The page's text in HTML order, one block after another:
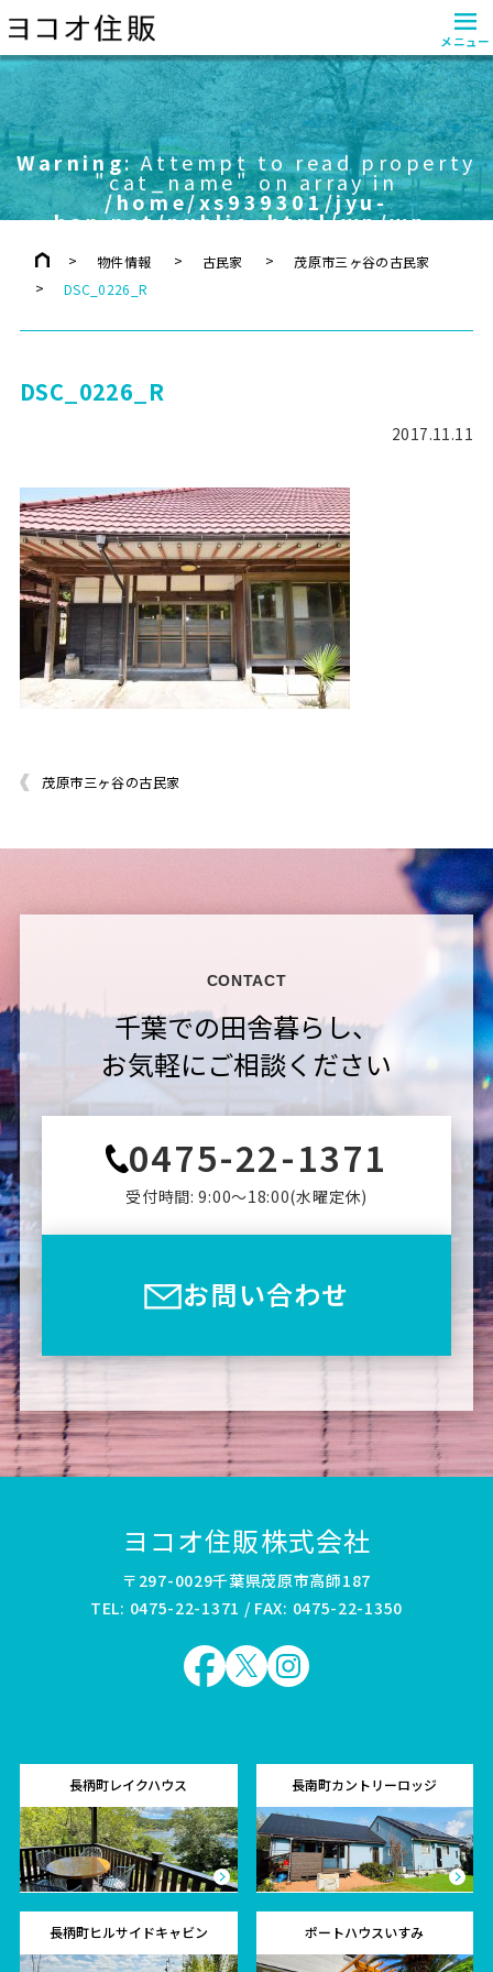
≡
メニュー
Warning: Attempt to read property
"cat_name" on array in
/home/xs939301/jyu-
han.net/public_html/wp/wp-
on line757
物件情報 古民家
茂原市三ヶ谷の古民家
DSC_0226_R
DSC_0226_R
2017.11.11
茂原市三ヶ谷の古民家
CONTACT
千葉での田舎暮らし、
お気軽にご相談ください
0475-22-1371
受付時間: 9:00〜18:00(⽔曜定休)
お問い合わせ
ヨコオ住販株式会社
〒297-0029千葉県茂原市高師187
TEL: 0475-22-1371 / FAX: 0475-22-1350
長柄町レイクハウス 長南町カントリーロッジ
長柄町ヒルサイドキャビン ポートハウスいすみ